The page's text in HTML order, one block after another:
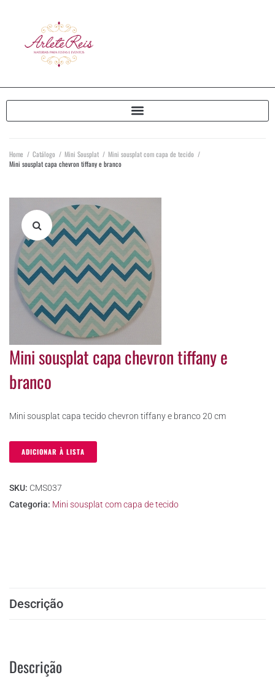
Home / Catálogo / Mini Sousplat / Mini sousplat com capa de tecido /
Mini sousplat capa chevron tiffany e branco
Mini sousplat capa chevron tiffany e
branco
Mini sousplat capa tecido chevron tiffany e branco 20 cm
ADICIONAR À LISTA
SKU: CMS037
Categoria: Mini sousplat com capa de tecido
Descrição
Descrição